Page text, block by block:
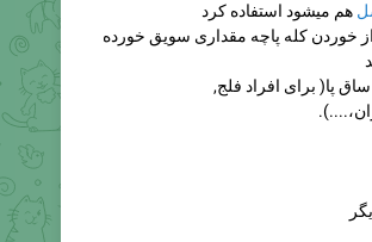
هم میشود استفاده کرد
خوردن کله پاچه مقداری سویق خورده
پا( برای افراد فلج,